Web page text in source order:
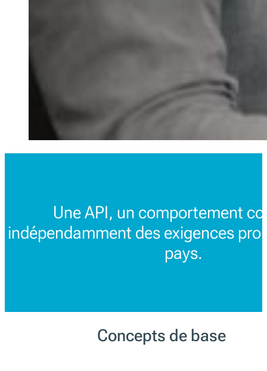
Une API, un comportement
indépendamment des exigences
pays.
Concepts de base